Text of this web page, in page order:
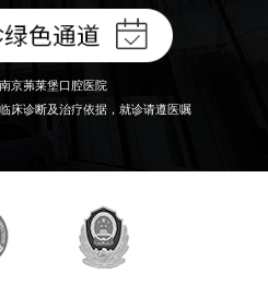
京茀莱堡口腔医院
床诊断及治疗依据，就诊请遵医嘱